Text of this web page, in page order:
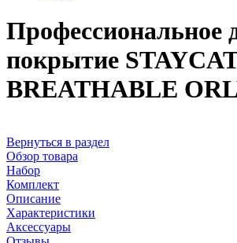
покрытие
BREATHABLE
Вернуться в раздел
Обзор товара
Набор
Комплект
Описание
Характеристики
Аксессуары